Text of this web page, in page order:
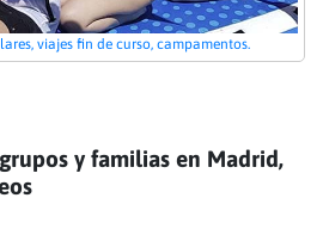
viajes fin de curso, campamentos.
y familias en Madrid,